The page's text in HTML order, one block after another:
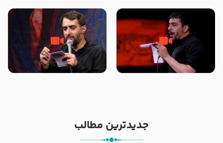
هیئت رایة العباس علیه السلام
تک ، عبّاس، صاحب دل‌هاست –
حاج حنیف طاهری – عزاداری شب
من غلام نوکراتم من عاشق کربلاتم
– شور زمینه – شب هفتم – محرم
جدیدترین مطالب